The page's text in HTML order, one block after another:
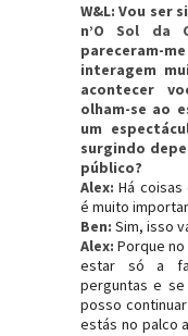
W&L: Vou ser
n’O Sol da
pareceram-
interagem
acontecer
olham-se ao
um
surgindo
público?
Alex: Há
é muito
Ben: Sim, isso
Alex: Porque
estar só a
perguntas e
posso
estás no palco